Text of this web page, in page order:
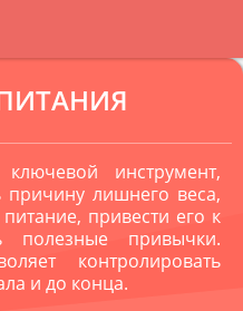
инструмент,
лишнего веса,
привести его к
привычки.
контролировать
и до конца.